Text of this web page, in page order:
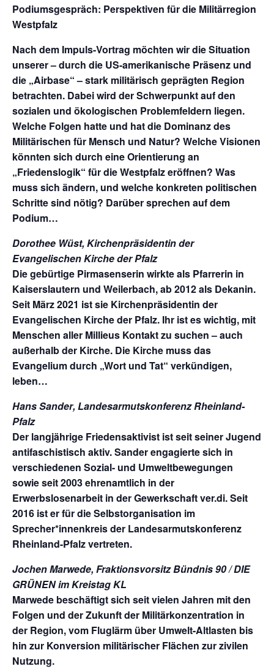
Podiumsgespräch: Perspektiven für die Militärregion
Westpfalz
Nach dem Impuls-Vortrag möchten wir die Situation
unserer – durch die US-amerikanische Präsenz und
die „Airbase“ – stark militärisch geprägten Region
betrachten. Dabei wird der Schwerpunkt auf den
sozialen und ökologischen Problemfeldern liegen.
Welche Folgen hatte und hat die Dominanz des
Militärischen für Mensch und Natur? Welche Visionen
könnten sich durch eine Orientierung an
„Friedenslogik“ für die Westpfalz eröffnen? Was
muss sich ändern, und welche konkreten politischen
Schritte sind nötig? Darüber sprechen auf dem
Podium…
Dorothee Wüst, Kirchenpräsidentin der
Evangelischen Kirche der Pfalz
Die gebürtige Pirmasenserin wirkte als Pfarrerin in
Kaiserslautern und Weilerbach, ab 2012 als Dekanin.
Seit März 2021 ist sie Kirchenpräsidentin der
Evangelischen Kirche der Pfalz. Ihr ist es wichtig, mit
Menschen aller Millieus Kontakt zu suchen – auch
außerhalb der Kirche. Die Kirche muss das
Evangelium durch „Wort und Tat“ verkündigen,
leben…
Hans Sander,Landesarmutskonferenz Rheinland-
Pfalz
Der langjährige Friedensaktivist ist seit seiner Jugend
antifaschistisch aktiv. Sander engagierte sich in
verschiedenen Sozial- und Umweltbewegungen
sowie seit 2003 ehrenamtlich in der
Erwerbslosenarbeit in der Gewerkschaft ver.di. Seit
2016 ist er für die Selbstorganisation im
Sprecher*innenkreis der Landesarmutskonferenz
Rheinland-Pfalz vertreten.
Jochen Marwede, Fraktionsvorsitz Bündnis 90 / DIE
GRÜNEN im Kreistag KL
Marwede beschäftigt sich seit vielen Jahren mit den
Folgen und der Zukunft der Militärkonzentration in
der Region, vom Fluglärm über Umwelt-Altlasten bis
hin zur Konversion militärischer Flächen zur zivilen
Nutzung.